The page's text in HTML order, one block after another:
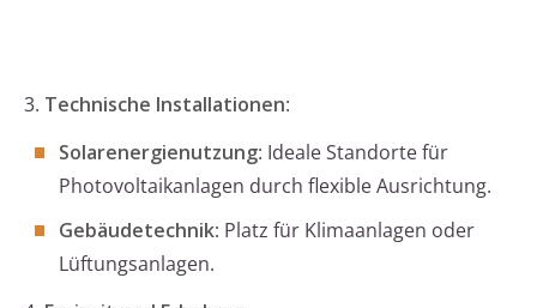
3. Technische Installationen:
Solarenergienutzung: Ideale Standorte für
Photovoltaikanlagen durch flexible Ausrichtung.
Gebäudetechnik: Platz für Klimaanlagen oder
Lüftungsanlagen.